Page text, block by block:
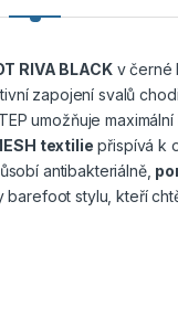
RIVA BLACKv černé
zapojení svalů
umožňuje
textilie přispívá k
antibakteriálně,
stylu, kteří